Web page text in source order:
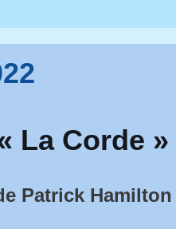
La Corde »
Patrick Hamilton